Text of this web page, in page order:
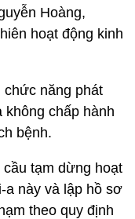
Hoàng,
hoạt động kinh
năng phát
không chấp hành
bệnh.
tạm dừng hoạt
a này và lập hồ sơ
theo quy định